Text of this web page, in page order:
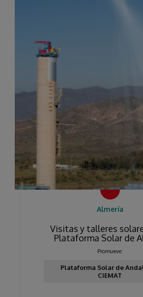
Almería
Visitas y talleres
Plataforma Solar de
Promueve:
Plataforma Solar de
CIEMAT